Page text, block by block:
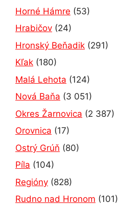
Horné Hámre (53)
Hrabičov (24)
Hronský Beňadik (291)
Kľak (180)
Malá Lehota (124)
Nová Baňa (3 051)
Okres Žarnovica (2 387)
Orovnica (17)
Ostrý Grúň (80)
Píla (104)
Regióny (828)
Rudno nad Hronom (101)